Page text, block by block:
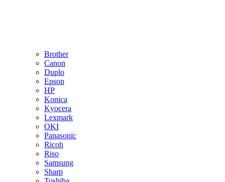
Brother
Canon
Duplo
Epson
HP
Konica
Kyocera
Lexmark
OKI
Panasonic
Ricoh
Riso
Samsung
Sharp